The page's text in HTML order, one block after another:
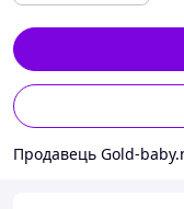
Продавець Gold-